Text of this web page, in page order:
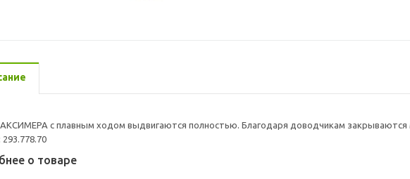
с плавным ходом выдвигаются полностью. Благодаря доводчикам закрываются
о товаре